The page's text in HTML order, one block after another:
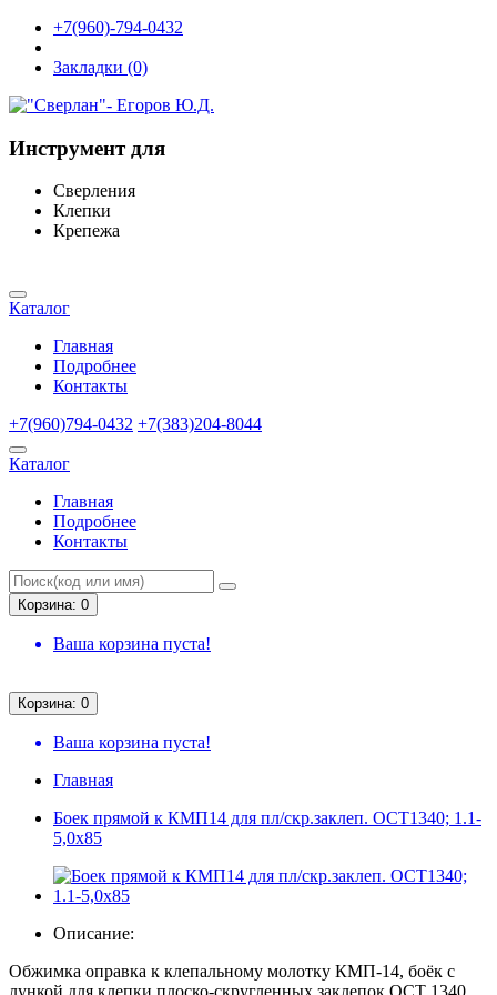
+7(960)-794-0432
Закладки (0)
Инструмент для
Сверления
Клепки
Крепежа
Каталог
Главная
Подробнее
Контакты
+7(960)794-0432 +7(383)204-8044
Каталог
Главная
Подробнее
Контакты
Корзина: 0
Ваша корзина пуста!
Корзина: 0
Ваша корзина пуста!
Главная
Боек прямой к КМП14 для пл/скр.заклеп. ОСТ1340; 1.1-
5,0х85
Описание:
Обжимка оправка к клепальному молотку КМП-14, боёк с